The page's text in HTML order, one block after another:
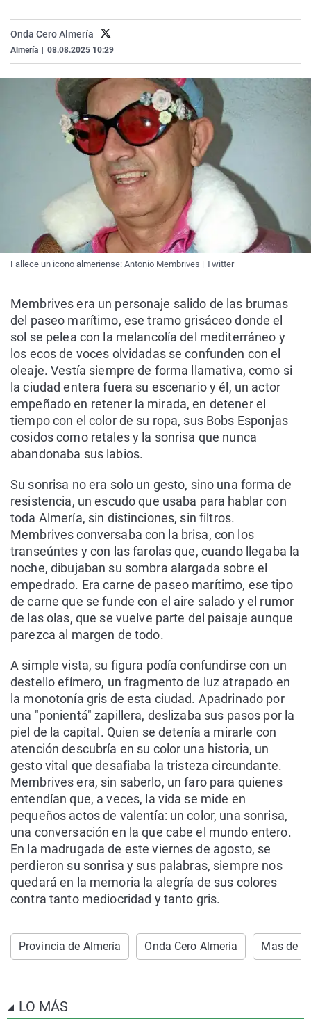
Como el perro y el
Equipo de
Operación Viuda
La Rioja
Navarra
País Vasco
Elecciones
Onda Cero Almería
Almería 08.08.2025 10:29
Fallece un icono almeriense: Antonio Membrives | Twitter
Membrives era un personaje salido de las brumas
del paseo marítimo, ese tramo grisáceo donde el
sol se pelea con la melancolía del mediterráneo y
los ecos de voces olvidadas se confunden con el
oleaje. Vestía siempre de forma llamativa, como si
la ciudad entera fuera su escenario y él, un actor
empeñado en retener la mirada, en detener el
tiempo con el color de su ropa, sus Bobs Esponjas
cosidos como retales y la sonrisa que nunca
abandonaba sus labios.
Su sonrisa no era solo un gesto, sino una forma de
resistencia, un escudo que usaba para hablar con
toda Almería, sin distinciones, sin filtros.
Membrives conversaba con la brisa, con los
transeúntes y con las farolas que, cuando llegaba la
noche, dibujaban su sombra alargada sobre el
empedrado. Era carne de paseo marítimo, ese tipo
de carne que se funde con el aire salado y el rumor
de las olas, que se vuelve parte del paisaje aunque
parezca al margen de todo.
A simple vista, su figura podía confundirse con un
destello efímero, un fragmento de luz atrapado en
la monotonía gris de esta ciudad. Apadrinado por
una "ponientá" zapillera, deslizaba sus pasos por la
piel de la capital. Quien se detenía a mirarle con
atención descubría en su color una historia, un
gesto vital que desafiaba la tristeza circundante.
Membrives era, sin saberlo, un faro para quienes
entendían que, a veces, la vida se mide en
pequeños actos de valentía: un color, una sonrisa,
una conversación en la que cabe el mundo entero.
En la madrugada de este viernes de agosto, se
perdieron su sonrisa y sus palabras, siempre nos
quedará en la memoria la alegría de sus colores
contra tanto mediocridad y tanto gris.
Provincia de Almería Onda Cero Almeria Mas de
LO MÁS